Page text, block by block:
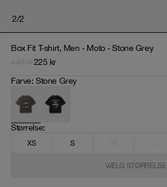
2/2
Box Fit T-shirt, Men - Moto - Stone Grey
225 kr
Farve:Stone Grey
Størrelse:
XS S
VÆLG STØRRELSE